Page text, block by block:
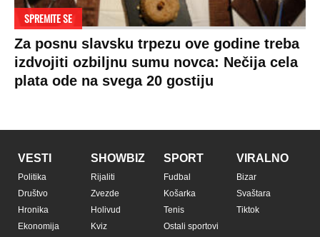
SPREMITE SE
Za posnu slavsku trpezu ove godine treba
izdvojiti ozbiljnu sumu novca: Nečija cela
plata ode na svega 20 gostiju
VESTI
Politika
Društvo
Hronika
Ekonomija
SHOWBIZ
Rijaliti
Zvezde
Holivud
Kviz
SPORT
Fudbal
Košarka
Tenis
Ostali sportovi
VIRALNO
Bizar
Svaštara
Tiktok